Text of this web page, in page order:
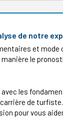
de notre
et mode
le
les
de
pour vous